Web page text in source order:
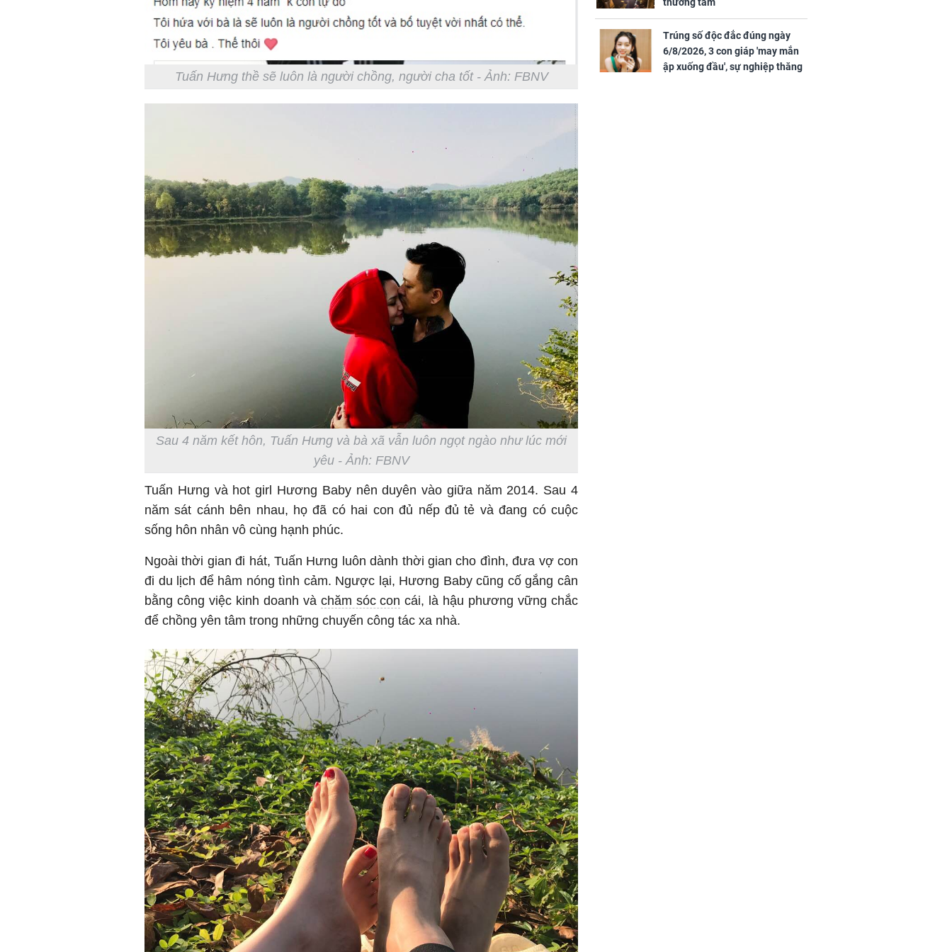
Tuấn Hưng thề sẽ luôn là người chồng, người cha tốt - Ảnh: FBNV
Sau 4 năm kết hôn, Tuấn Hưng và bà xã vẫn luôn ngọt ngào như lúc mới
yêu - Ảnh: FBNV
Tuấn Hưng và hot girl Hương Baby nên duyên vào giữa năm 2014. Sau 4
năm sát cánh bên nhau, họ đã có hai con đủ nếp đủ tẻ và đang có cuộc
sống hôn nhân vô cùng hạnh phúc.
Ngoài thời gian đi hát, Tuấn Hưng luôn dành thời gian cho đình, đưa vợ con
đi du lịch để hâm nóng tình cảm. Ngược lại, Hương Baby cũng cố gắng cân
bằng công việc kinh doanh và chăm sóc con cái, là hậu phương vững chắc
để chồng yên tâm trong những chuyến công tác xa nhà.
Trúng số độc đắc đúng ngày
6/8/2026, 3 con giáp 'may mắn
ập xuống đầu', sự nghiệp thăng